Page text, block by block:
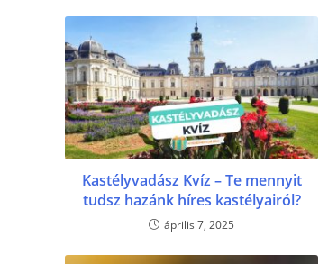
Kastélyvadász Kvíz – Te mennyit
tudsz hazánk híres kastélyairól?
április 7, 2025